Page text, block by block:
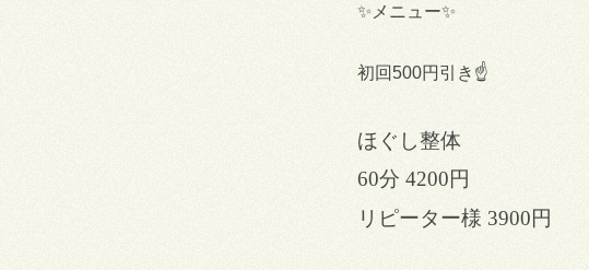
✨メニュー✨
初回500円引き☝️
ほぐし整体
60分 4200円
リピーター様 3900円